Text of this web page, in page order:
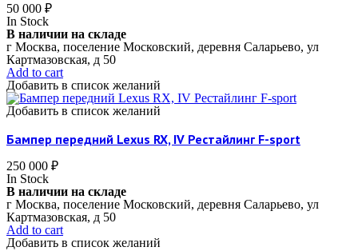
50 000 ₽
In Stock
В наличии на складе
г Москва, поселение Московский, деревня Саларьево, ул
Картмазовская, д 50
Add to cart
Добавить в список желаний
Добавить в список желаний
Бампер передний Lexus RX, IV Рестайлинг F-sport
250 000 ₽
In Stock
В наличии на складе
г Москва, поселение Московский, деревня Саларьево, ул
Картмазовская, д 50
Add to cart
Добавить в список желаний